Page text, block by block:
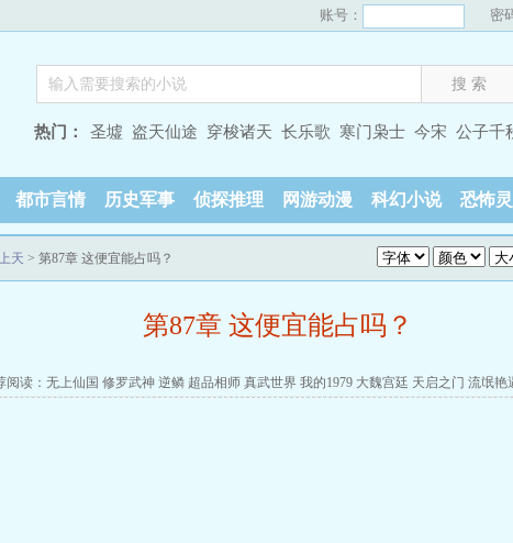
账号： 密
热门： 圣墟 盗天仙途 穿梭诸天 长乐歌 寒门枭士 今宋 公子千
都市言情 历史军事 侦探推理 网游动漫 科幻小说 恐怖
天 > 第87章 这便宜能占吗？
第87章 这便宜能占吗？
阅读： 无上仙国 修罗武神 逆鳞 超品相师 真武世界 我的1979 大魏宫廷 天启之门 流氓艳